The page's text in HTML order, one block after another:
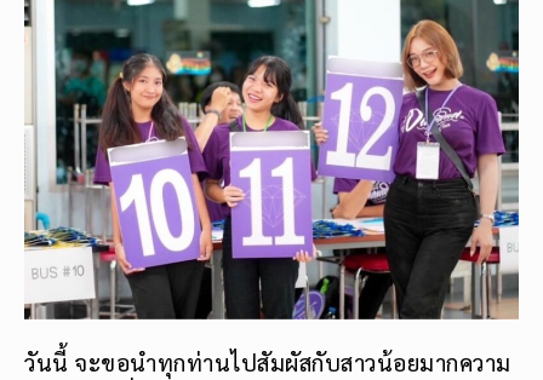
วันนี้ จะขอนำทุกท่านไปสัมผัสกับสาวน้อยมากความ